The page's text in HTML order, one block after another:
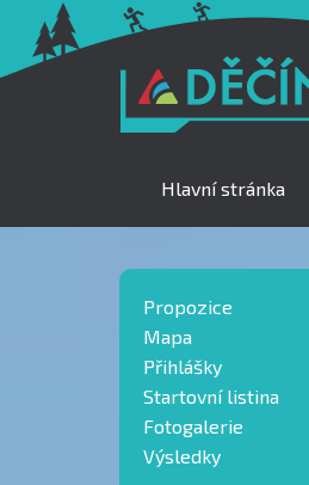
Hlavní stránka
Propozice
Mapa
Přihlášky
Startovní listina
Fotogalerie
Výsledky